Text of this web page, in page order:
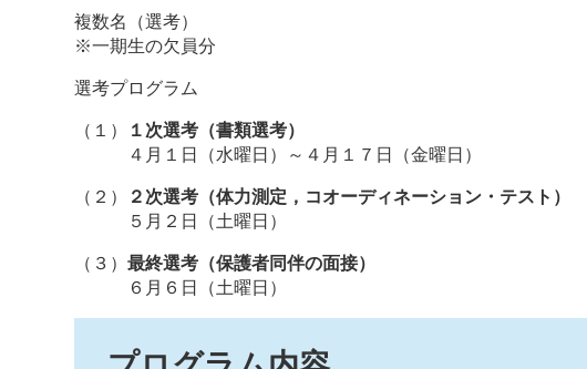
複数名（選考）
※一期生の欠員分
選考プログラム
（１）
１次選考（書類選考）
４月１日（水曜日）～４月１７日（金曜日）
（２）
２次選考（体力測定，コオーディネーション・テスト）
５月２日（土曜日）
（３） 最終選考（保護者同伴の面接）
６月６日（土曜日）